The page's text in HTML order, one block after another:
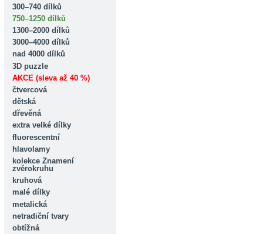
300–740 dílků
750–1250 dílků
1300–2000 dílků
3000–4000 dílků
nad 4000 dílků
3D puzzle
AKCE (sleva až 40 %)
čtvercová
dětská
dřevěná
extra velké dílky
fluorescentní
hlavolamy
kolekce Znamení
zvěrokruhu
kruhová
malé dílky
metalická
netradiční tvary
obtížná